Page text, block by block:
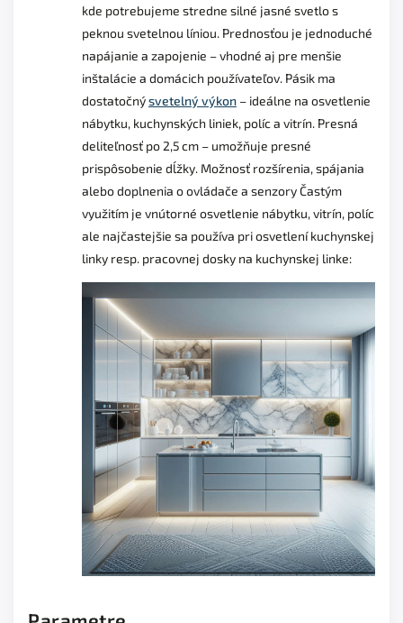
kde potrebujeme stredne silné jasné svetlo s
peknou svetelnou líniou. Prednosťou je jednoduché
napájanie a zapojenie – vhodné aj pre menšie
inštalácie a domácich používateľov. Pásik ma
dostatočnýsvetelný výkon – ideálne na osvetlenie
nábytku, kuchynských liniek, políc a vitrín. Presná
deliteľnosť po 2,5 cm – umožňuje presné
prispôsobenie dĺžky. Možnosť rozšírenia, spájania
alebo doplnenia o ovládače a senzory Častým
využitím je vnútorné osvetlenie nábytku, vitrín, políc
ale najčastejšie sa používa pri osvetlení kuchynskej
linky resp. pracovnej dosky na kuchynskej linke: